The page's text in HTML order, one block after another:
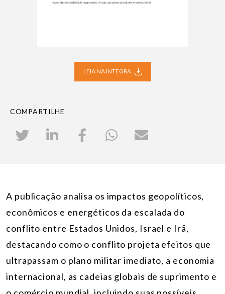
LEIA NA INTEGRA
COMPARTILHE
A publicação analisa os impactos geopolíticos,
econômicos e energéticos da escalada do
conflito entre Estados Unidos, Israel e Irã,
destacando como o conflito projeta efeitos que
ultrapassam o plano militar imediato, a economia
internacional, as cadeias globais de suprimento e